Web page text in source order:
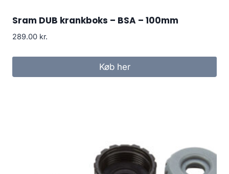
Sram DUB krankboks – BSA – 100mm
289.00 kr.
Køb her